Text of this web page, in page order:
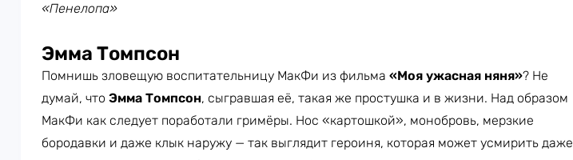
«Пенелопа»
Эмма Томпсон
Помнишь зловещую воспитательницу МакФи из фильма «Моя ужасная няня»? Не
думай, что Эмма Томпсон, сыгравшая её, такая же простушка и в жизни. Над образом
МакФи как следует поработали гримёры. Нос «картошкой», монобровь, мерзкие
бородавки и даже клык наружу — так выглядит героиня, которая может усмирить даже